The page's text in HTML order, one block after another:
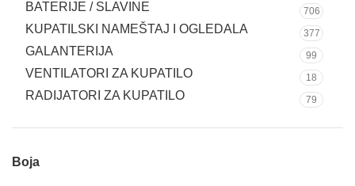
BATERIJE / SLAVINE 706
KUPATILSKI NAMEŠTAJ I OGLEDALA 377
GALANTERIJA 99
VENTILATORI ZA KUPATILO 18
RADIJATORI ZA KUPATILO 79
Boja